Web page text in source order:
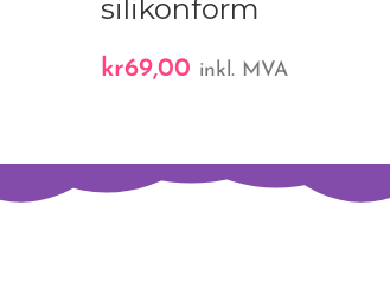
silikonform
kr69,00 inkl. MVA